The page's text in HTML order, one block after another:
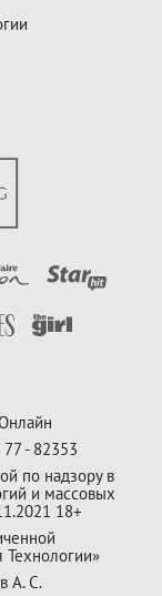
- 82353
по надзору в
и массовых
18+
А. С.